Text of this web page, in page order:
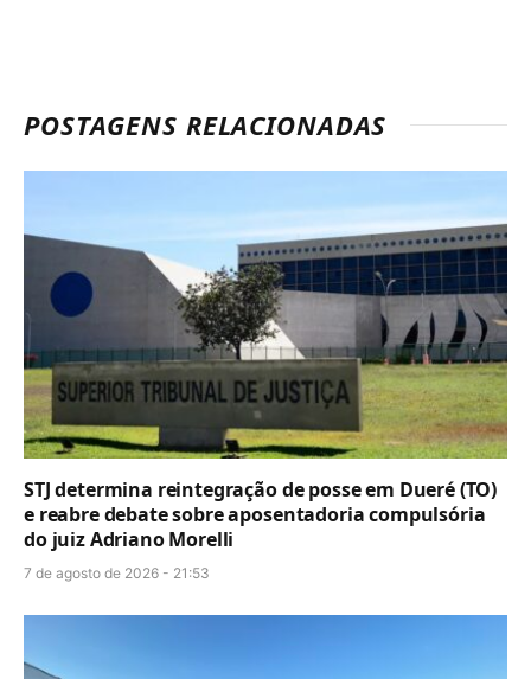
POSTAGENS RELACIONADAS
STJ determina reintegração de posse em Dueré (TO)
e reabre debate sobre aposentadoria compulsória
do juiz Adriano Morelli
7 de agosto de 2026 - 21:53